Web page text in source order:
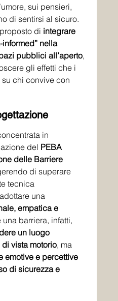
sui pensieri,
di sentirsi al sicuro.
di integrare
nella
pubblici all’aperto,
gli effetti che i
chi convive con
in
del PEBA
delle Barriere
di superare
tecnica
una
empatica e
una barriera, infatti,
un luogo
vista motorio, ma
emotive e percettive
di sicurezza e